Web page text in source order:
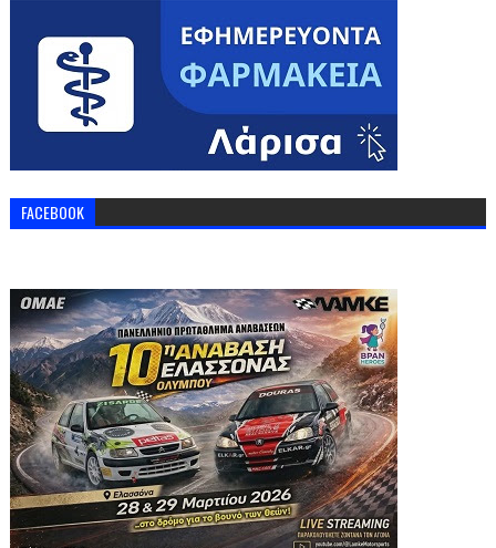
FACEBOOK